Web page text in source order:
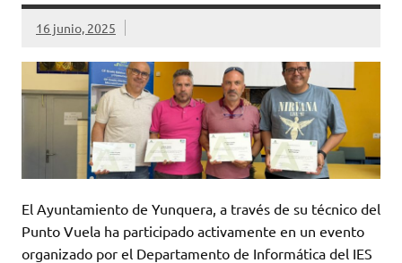
16 junio, 2025
El Ayuntamiento de Yunquera, a través de su técnico del
Punto Vuela ha participado activamente en un evento
organizado por el Departamento de Informática del IES